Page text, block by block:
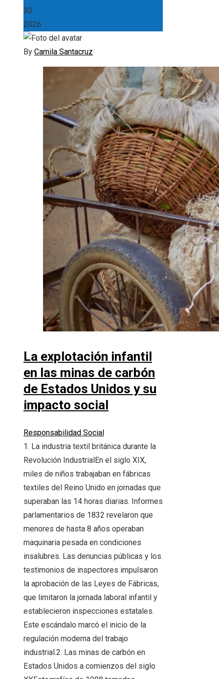
30
2026
By Camila Santacruz
La explotación infantil
en las minas de carbón
de Estados Unidos y su
impacto social
Responsabilidad Social
1. La industria textil británica durante la
Revolución IndustrialEn el siglo XIX,
miles de niños trabajaban en fábricas
textiles del Reino Unido en jornadas que
superaban las 14 horas diarias. Informes
parlamentarios de 1832 revelaron que
menores de hasta 8 años operaban
maquinaria pesada en condiciones
insalubres. Las denuncias públicas y los
testimonios de inspectores impulsaron
la aprobación de las Leyes de Fábricas,
que limitaron la jornada laboral infantil y
establecieron inspecciones estatales.
Este escándalo marcó el inicio de la
regulación moderna del trabajo
industrial.2. Las minas de carbón en
Estados Unidos a comienzos del siglo